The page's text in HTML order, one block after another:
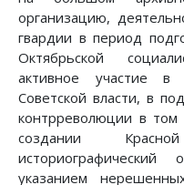
организацию,
гвардии в период
Октябрьской
активное участие в
Советской власти, в
контрреволюции в
создании
указанием